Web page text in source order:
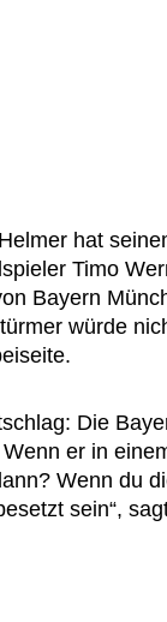
hat
Timo
Bayern
würde
Die
er in
Wenn du
sein“,